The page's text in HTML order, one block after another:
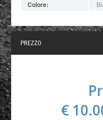
Colore:
PREZZO
€